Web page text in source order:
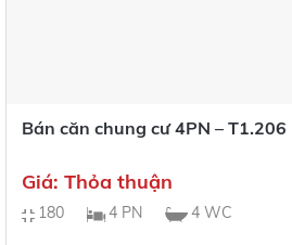
Bán căn chung cư 4PN –
Giá: Thỏa thuận
180 4 PN 4 WC